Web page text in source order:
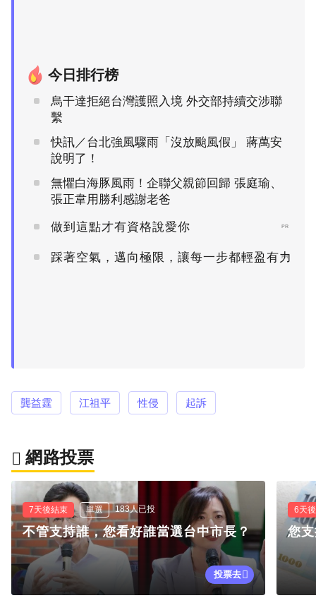
今日排行榜
烏干達拒絕台灣護照入境 外交部持續交涉聯
繫
快訊／台北強風驟雨「沒放颱風假」 蔣萬安
說明了！
無懼白海豚風雨！企聯父親節回歸 張庭瑜、
張正韋用勝利感謝老爸
做到這點才有資格說愛你 PR
踩著空氣，邁向極限，讓每一步都輕盈有力
PR
龔益霆 江祖平 性侵 起訴
網路投票
7天後結束 單選 183人已投
不管支持誰，您看好誰當選台中市長？
投票去
6天
您